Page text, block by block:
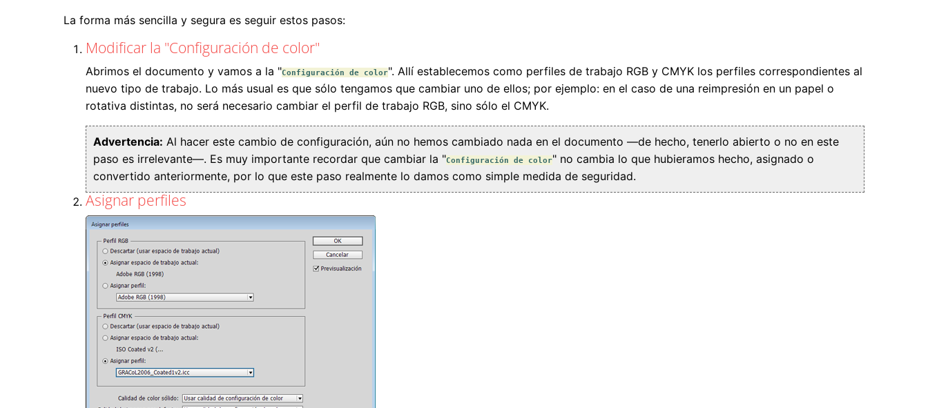
La forma más sencilla y segura es seguir estos pasos:
Modificar la "Configuración de color"
Abrimos el documento y vamos a la "Configuración de color". Allí establecemos como perfiles de trabajo RGB y CMYK los perfiles correspondientes al
nuevo tipo de trabajo. Lo más usual es que sólo tengamos que cambiar uno de ellos; por ejemplo: en el caso de una reimpresión en un papel o
rotativa distintas, no será necesario cambiar el perfil de trabajo RGB, sino sólo el CMYK.
Advertencia: Al hacer este cambio de configuración, aún no hemos cambiado nada en el documento —de hecho, tenerlo abierto o no en este
paso es irrelevante—. Es muy importante recordar que cambiar la "Configuración de color" no cambia lo que hubieramos hecho, asignado o
convertido anteriormente, por lo que este paso realmente lo damos como simple medida de seguridad.
Asignar perfiles